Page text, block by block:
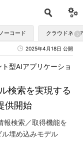
ーコード クラウドネイ
2025年4月18日 公開
検索を実現する
供開始
型AIアプリケーショ
報検索／取得機能を
埋め込みモデル